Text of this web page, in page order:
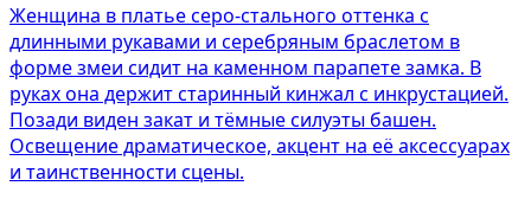
Женщина в платье серо-стального оттенка с
длинными рукавами и серебряным браслетом в
форме змеи сидит на каменном парапете замка. В
руках она держит старинный кинжал с инкрустацией.
Позади виден закат и тёмные силуэты башен.
Освещение драматическое, акцент на её аксессуарах
и таинственности сцены.